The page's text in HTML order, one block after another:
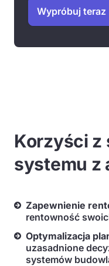
Wypróbuj teraz
Korzyści z
systemu z
Zapewnienie
rentowność
Optymalizacja
uzasadnione
systemów